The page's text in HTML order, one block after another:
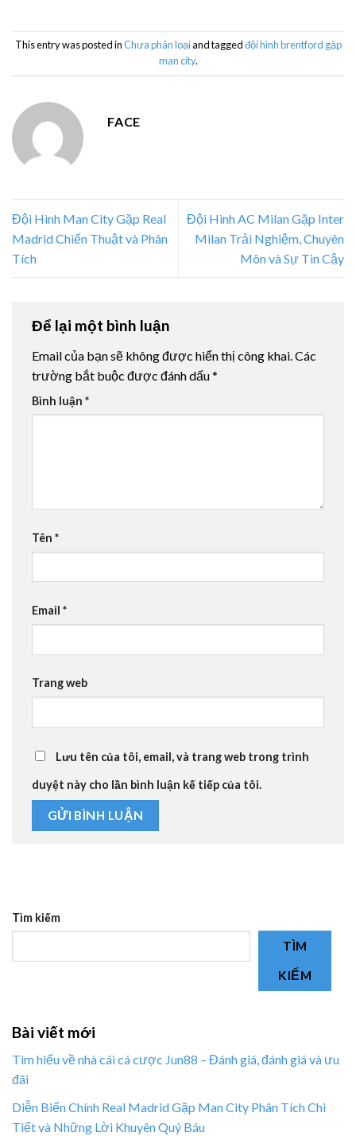
Tìm kiếm
TÌM
KIẾM
Bài viết mới
Tìm hiểu về nhà cái cá cược Jun88 – Đánh giá, đánh giá và ưu
đãi
Diễn Biến Chính Real Madrid Gặp Man City Phân Tích Chi
Tiết và Những Lời Khuyên Quý Báu
This entry was posted inChưa phân loạiand taggedđội hình brentford gặp
man city.
FACE
Đội Hình Man City Gặp Real
Madrid Chiến Thuật và Phân
Tích
Đội Hình AC Milan Gặp Inter
Milan Trải Nghiệm, Chuyên
Môn và Sự Tin Cậy
Để lại một bình luận
Email của bạn sẽ không được hiển thị công khai. Các
trường bắt buộc được đánh dấu*
Bình luận *
Tên *
Email *
Trang web
Lưu tên của tôi, email, và trang web trong trình
duyệt này cho lần bình luận kế tiếp của tôi.